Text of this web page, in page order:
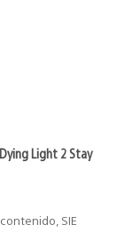
Light 2 Stay
SIE